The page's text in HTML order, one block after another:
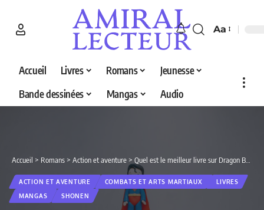
Aa
Accueil Livres Romans
Jeunesse
Bande dessinées
Mangas Audio
Accueil > Romans > Action et aventure > Quel est le meilleur livre sur Dragon Ball en 2026 ? Découvrez nos 5 sélections
ACTION ET AVENTURE COMBATS ET ARTS MARTIAUX
LIVRES
MANGAS
SHONEN